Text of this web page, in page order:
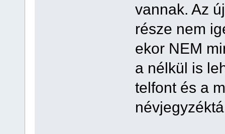
vannak. Az
része nem
ekor NEM
a nélkül is
telfont és a